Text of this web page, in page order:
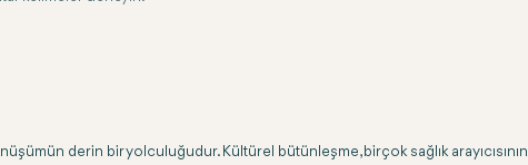
derin bir yolculuğudur. Kültürel bütünleşme, birçok sağlık